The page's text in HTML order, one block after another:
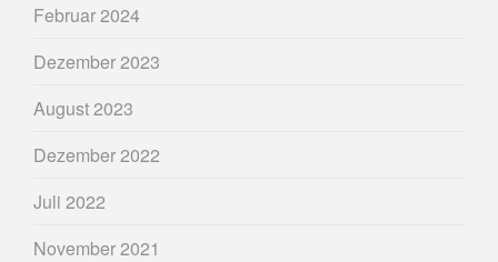
Februar 2024
Dezember 2023
August 2023
Dezember 2022
Juli 2022
November 2021